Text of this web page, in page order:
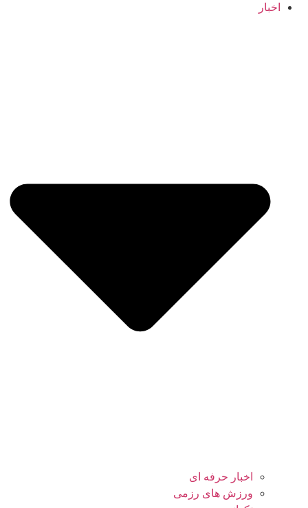
اخبار
اخبار حرفه ای
ورزش های رزمی